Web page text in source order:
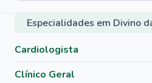
Especialidades em Divino
Cardiologista
Clínico Geral